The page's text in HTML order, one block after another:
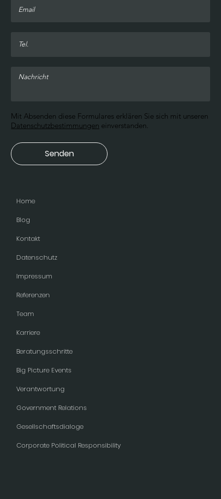
Referenzen
Team
Karriere
Beratungsschritte
Big Picture Events
Verantwortung
Home
Blog
Kontakt
Datenschutz
Impressum
Government Relations
Gesellschaftsdialoge
Corporate Political Responsibility
Senden
Mit Absenden diese Formulares erklären Sie sich mit unseren
Datenschutzbestimmungen einverstanden.